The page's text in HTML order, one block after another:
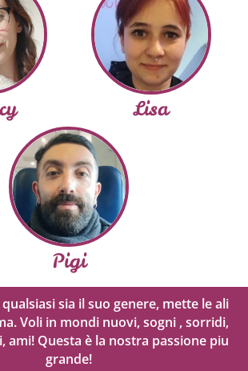
Lisa
Pigi
sia il suo genere, mette le ali
Voli in mondi nuovi, sogni , sorridi,
ami! Questa è la nostra passione piu
grande!